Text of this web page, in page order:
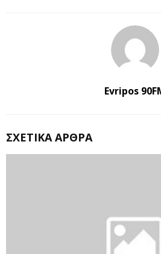
Evripos
ΣΧΕΤΙΚΆ ΆΡΘΡΑ